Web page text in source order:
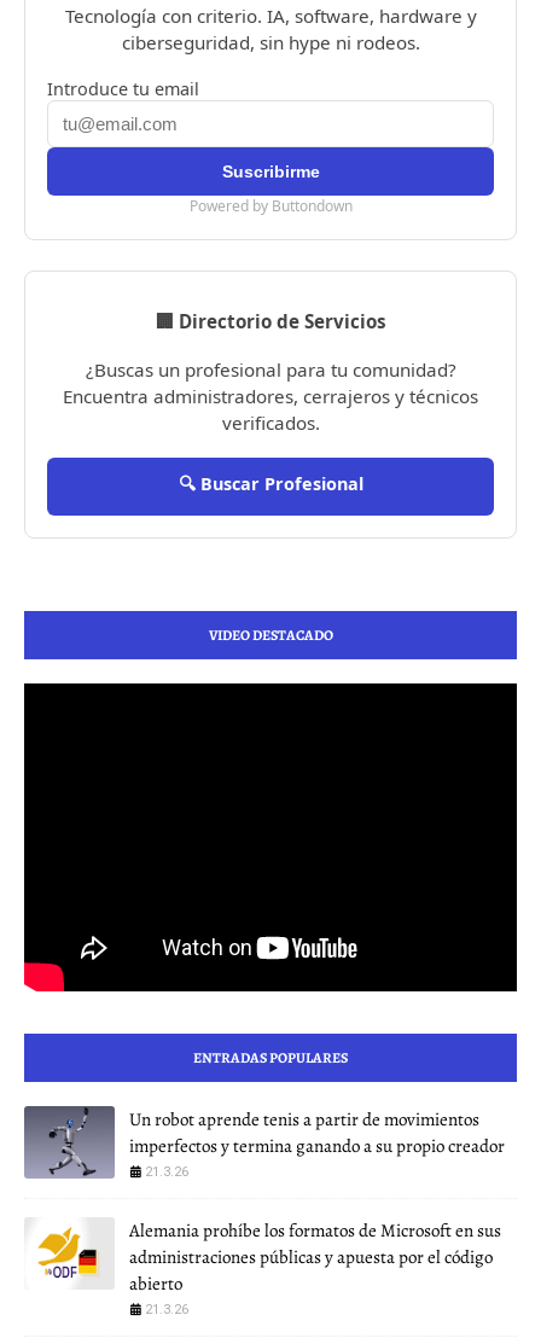
Tecnología con criterio. IA, software, hardware y
ciberseguridad, sin hype ni rodeos.
Introduce tu email
Powered by Buttondown
🏢 Directorio de Servicios
¿Buscas un profesional para tu comunidad?
Encuentra administradores, cerrajeros y técnicos
verificados.
🔍 Buscar Profesional
VIDEO DESTACADO
ENTRADAS POPULARES
Un robot aprende tenis a partir de movimientos
imperfectos y termina ganando a su propio creador
21.3.26
Alemania prohíbe los formatos de Microsoft en sus
administraciones públicas y apuesta por el código
abierto
21.3.26